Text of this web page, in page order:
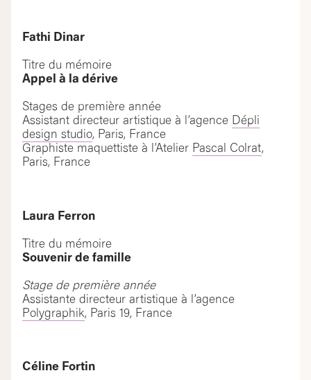
Fathi Dinar
Titre du mémoire
Appel à la dérive
Stages de première année
Assistant directeur artistique à l’agence Dépli
design studio, Paris, France
Graphiste maquettiste à l’Atelier Pascal Colrat,
Paris, France
Laura Ferron
Titre du mémoire
Souvenir de famille
Stage de première année
Assistante directeur artistique à l’agence
Polygraphik, Paris 19, France
Céline Fortin